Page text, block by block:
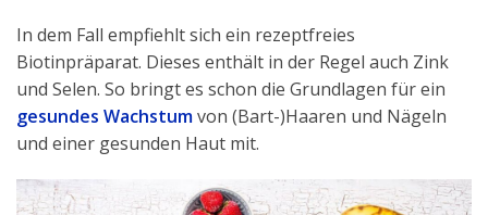
In dem Fall empfiehlt sich ein rezeptfreies
Biotinpräparat. Dieses enthält in der Regel auch Zink
und Selen. So bringt es schon die Grundlagen für ein
gesundes Wachstumvon (Bart-)Haaren und Nägeln
und einer gesunden Haut mit.